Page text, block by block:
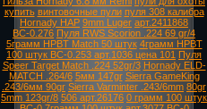
купить винтовочные пули пуля 308 калибра
Hornady HAP 9mm Luger арт.2411868
ВС-0.276 Пуля RWS Scorion .224 69 gr/4
5грамм HPBT Match 50 штук 4грамм HPBT
100 штук ВС-0.253 арт.1036 цена 101 Пуля
Speer Target Match .224 52gr/3 Hornady ELD-
MATCH .264/6 5мм 147gr Sierra GameKing
.243/6мм 90gr Sierra Varminter .243/6mm 80gr
5mm 123gr/8 506 арт.26176 0 грамм 100 штук